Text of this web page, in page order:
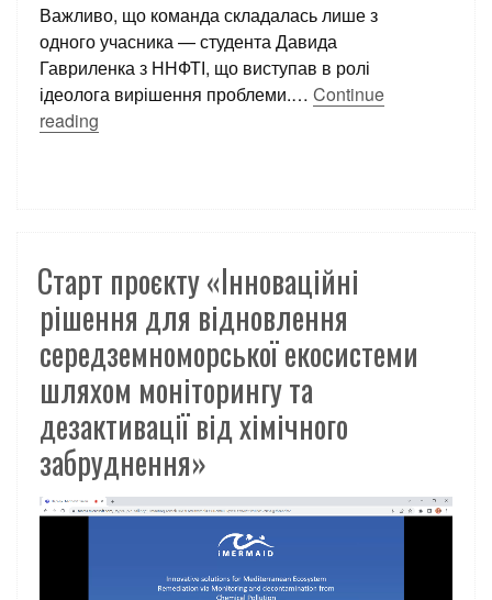
Важливо, що команда складалась лише з
одного учасника — студента Давида
Гавриленка з ННФТІ, що виступав в ролі
ідеолога вирішення проблеми.… Continue
reading
Старт проєкту «Інноваційні
рішення для відновлення
середземноморської екосистеми
шляхом моніторингу та
дезактивації від хімічного
забруднення»